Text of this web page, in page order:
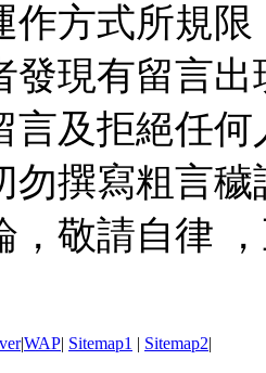
作方式所規
發現有留言
言及拒絕任
勿撰寫粗言
，敬請自律
|WAP| Sitemap1 | Sitemap2|